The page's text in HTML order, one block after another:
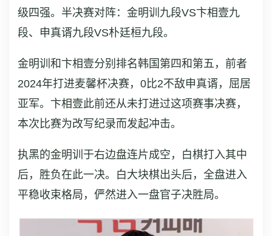
级四强。半决赛对阵：金明训九段VS卞相壹九
段、申真谞九段VS朴廷桓九段。
金明训和卞相壹分别排名韩国第四和第五，前者
2024年打进麦馨杯决赛，0比2不敌申真谞，屈居
亚军。卞相壹此前还从未打进过这项赛事决赛，
本次比赛为改写纪录而发起冲击。
执黑的金明训于右边盘连片成空，白棋打入其中
后，胜负在此一决。白大块棋出头后，全盘进入
平稳收束格局，俨然进入一盘官子决胜局。